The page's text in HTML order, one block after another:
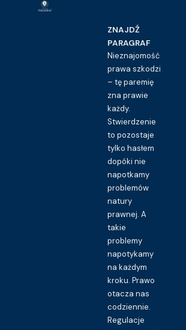
ZNAJDŹ
PARAGRAF
Nieznajomość
prawa szkodzi
– tę paremię
zna prawie
każdy.
Stwierdzenie
to pozostaje
tylko hasłem
dopóki nie
napotkamy
problemów
natury
prawnej. A
takie
problemy
napotykamy
na każdym
kroku. Prawo
otacza nas
codziennie.
Regulacje